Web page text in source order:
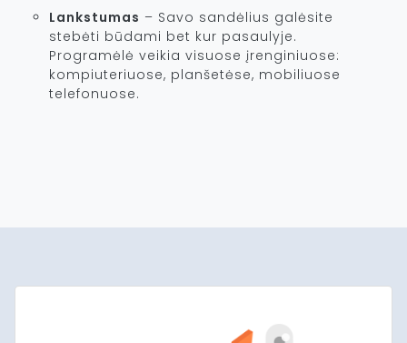
Lankstumas – Savo sandėlius galėsite
stebėti būdami bet kur pasaulyje.
Programėlė veikia visuose įrenginiuose:
kompiuteriuose, planšetėse, mobiliuose
telefonuose.